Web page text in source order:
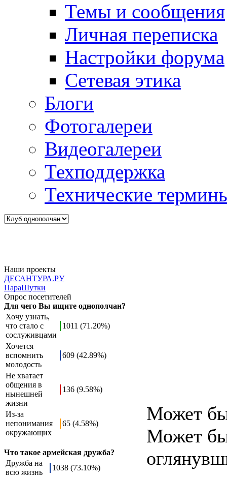
Темы и сообщения
Личная переписка
Настройки форума
Сетевая этика
Блоги
Фотогалереи
Видеогалереи
Техподдержка
Технические
Наши проекты
ДЕСАНТУРА.РУ
ПараШутки
Опрос посетителей
Для чего Вы ищите однополчан?
Хочу узнать,
что стало с
сослуживцами
1011 (71.20%)
Хочется
вспомнить
молодость
609 (42.89%)
Не хватает
общения в
нынешней
жизни
136 (9.58%)
Из-за
непонимания
окружающих
65 (4.58%)
Что такое армейская дружба?
Дружба на
всю жизнь
1038 (73.10%)
Может
Может